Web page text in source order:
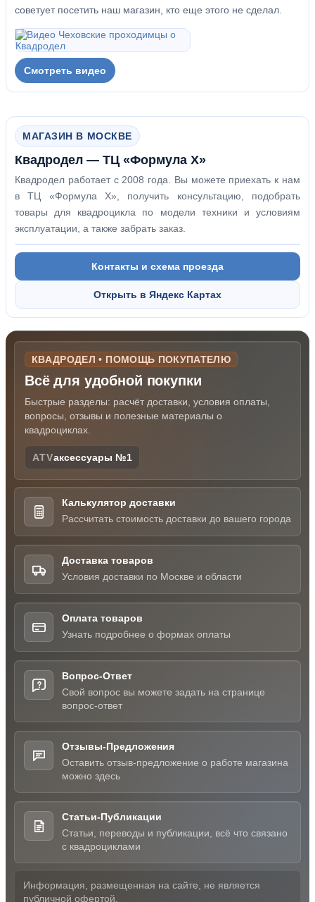
советует посетить наш магазин, кто еще этого не сделал.
Смотреть видео
МАГАЗИН В МОСКВЕ
Квадродел — ТЦ «Формула Х»
Квадродел работает с 2008 года. Вы можете приехать к нам
в ТЦ «Формула Х», получить консультацию, подобрать
товары для квадроцикла по модели техники и условиям
эксплуатации, а также забрать заказ.
Контакты и схема проезда
Открыть в Яндекс Картах
КВАДРОДЕЛ • ПОМОЩЬ ПОКУПАТЕЛЮ
Всё для удобной покупки
Быстрые разделы: расчёт доставки, условия оплаты,
вопросы, отзывы и полезные материалы о
квадроциклах.
ATVаксессуары №1
Калькулятор доставки
Рассчитать стоимость доставки до вашего города
Доставка товаров
Условия доставки по Москве и области
Оплата товаров
Узнать подробнее о формах оплаты
Вопрос-Ответ
Свой вопрос вы можете задать на странице
вопрос-ответ
Отзывы-Предложения
Оставить отзыв-предложение о работе магазина
можно здесь
Статьи-Публикации
Статьи, переводы и публикации, всё что связано
с квадроциклами
Информация, размещенная на сайте, не является
публичной офертой.